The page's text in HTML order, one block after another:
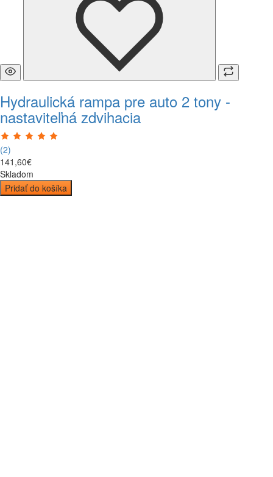
Hydraulická rampa pre auto 2 tony -
nastaviteľná zdvihacia
(2)
141 ,60€
Skladom
Pridať do košíka